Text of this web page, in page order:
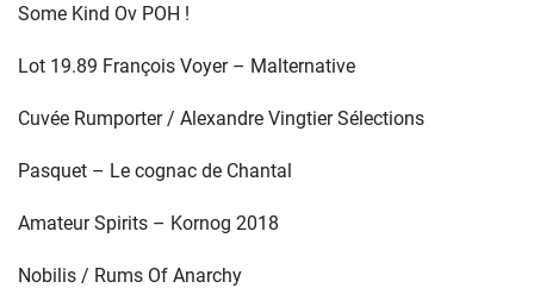
Some Kind Ov POH !
Lot 19.89 François Voyer – Malternative
Cuvée Rumporter / Alexandre Vingtier Sélections
Pasquet – Le cognac de Chantal
Amateur Spirits – Kornog 2018
Nobilis / Rums Of Anarchy